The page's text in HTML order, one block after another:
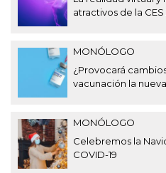
atractivos de la CES
MONÓLOGO
¿Provocará
vacunación la
MONÓLOGO
Celebremos la
COVID-19